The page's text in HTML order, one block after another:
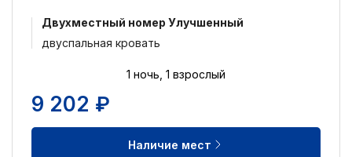
Двухместный номер Улучшенный
двуспальная кровать
1 ночь, 1 взрослый
9 202 ₽
Наличие мест